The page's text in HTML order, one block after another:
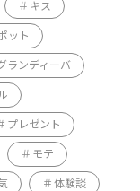
キス
ット
ランディーバ
プレゼント
モテ
体験談